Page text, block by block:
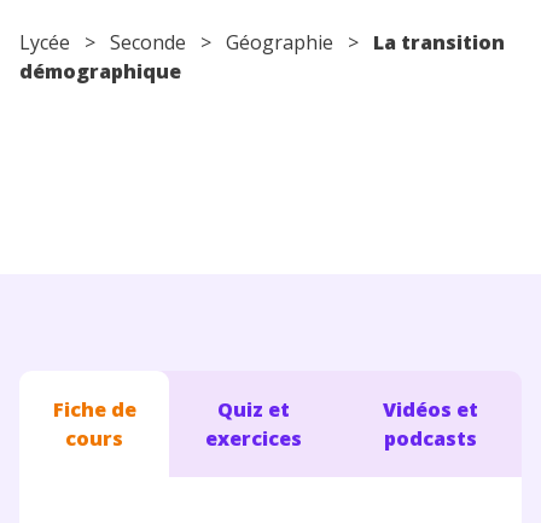
Lycée > Seconde > Géographie > La transition
démographique
Fiche de
cours
Quiz et
exercices
Vidéos et
podcasts